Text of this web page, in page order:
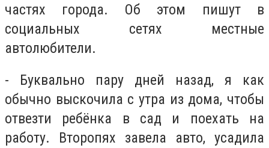
частях города. Об этом пишут в
социальных сетях местные
автолюбители.
- Буквально пару дней назад, я как
обычно выскочила с утра из дома, чтобы
отвезти ребёнка в сад и поехать на
работу. Второпях завела авто, усадила